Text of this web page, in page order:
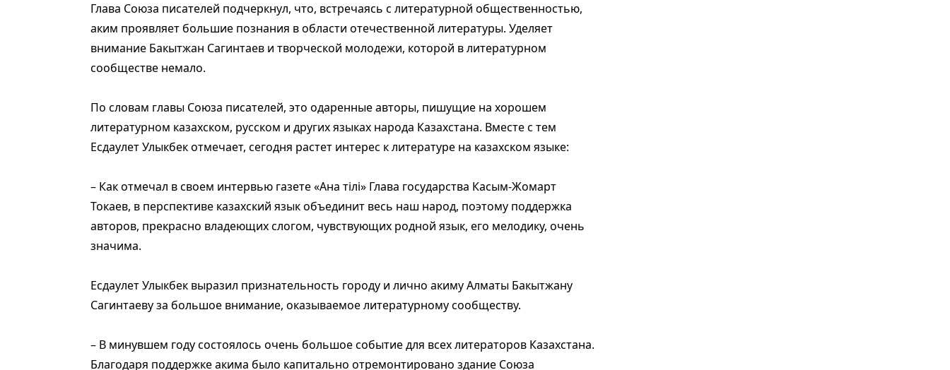
Глава Союза писателей подчеркнул, что, встречаясь с литературной общественностью,
аким проявляет большие познания в области отечественной литературы. Уделяет
внимание Бакытжан Сагинтаев и творческой молодежи, которой в литературном
сообществе немало.
По словам главы Союза писателей, это одаренные авторы, пишущие на хорошем
литературном казахском, русском и других языках народа Казахстана. Вместе с тем
Есдаулет Улыкбек отмечает, сегодня растет интерес к литературе на казахском языке:
– Как отмечал в своем интервью газете «Ана тілі» Глава государства Касым-Жомарт
Токаев, в перспективе казахский язык объединит весь наш народ, поэтому поддержка
авторов, прекрасно владеющих слогом, чувствующих родной язык, его мелодику, очень
значима.
Есдаулет Улыкбек выразил признательность городу и лично акиму Алматы Бакытжану
Сагинтаеву за большое внимание, оказываемое литературному сообществу.
– В минувшем году состоялось очень большое событие для всех литераторов Казахстана.
Благодаря поддержке акима было капитально отремонтировано здание Союза